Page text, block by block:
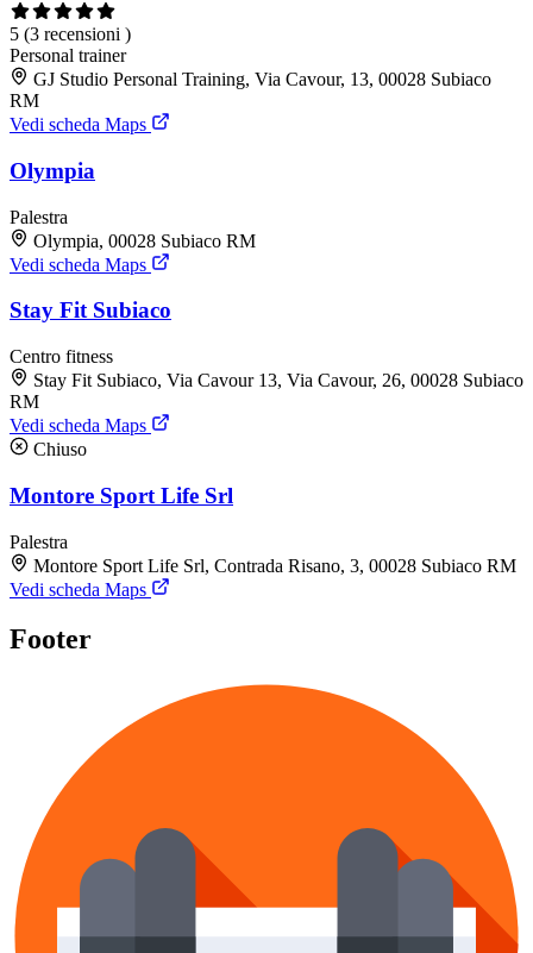
5 (3 recensioni )
Personal trainer
GJ Studio Personal Training, Via Cavour, 13, 00028 Subiaco
RM
Vedi scheda Maps
Olympia
Palestra
Olympia, 00028 Subiaco RM
Vedi scheda Maps
Stay Fit Subiaco
Centro fitness
Stay Fit Subiaco, Via Cavour 13, Via Cavour, 26, 00028 Subiaco
RM
Vedi scheda Maps
Chiuso
Montore Sport Life Srl
Palestra
Montore Sport Life Srl, Contrada Risano, 3, 00028 Subiaco RM
Vedi scheda Maps
Footer